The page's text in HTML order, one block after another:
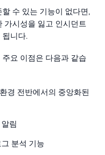
할 수 있는 기능이 없다면,
가시성을 잃고 인시던트
됩니다.
요 이점은 다음과 같습
경 전반에서의 중앙화된
림
분석 기능